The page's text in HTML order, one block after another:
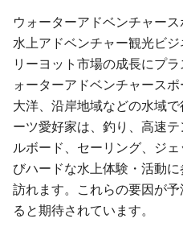
ウォーターアドベンチャー
水上アドベンチャー観光ビ
リーヨット市場の成長にプ
ォーターアドベンチャース
大洋、沿岸地域などの水域
ーツ愛好家は、釣り、高速
ルボード、セーリング、ジ
びハードな水上体験・活動
訪れます。これらの要因が
ると期待されています。